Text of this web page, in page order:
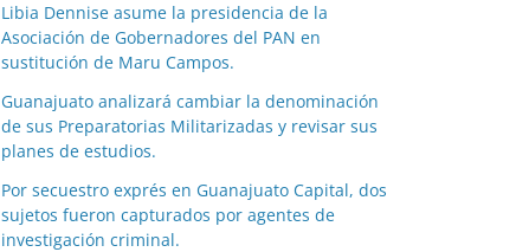
Libia Dennise asume la presidencia de la
Asociación de Gobernadores del PAN en
sustitución de Maru Campos.
Guanajuato analizará cambiar la denominación
de sus Preparatorias Militarizadas y revisar sus
planes de estudios.
Por secuestro exprés en Guanajuato Capital, dos
sujetos fueron capturados por agentes de
investigación criminal.